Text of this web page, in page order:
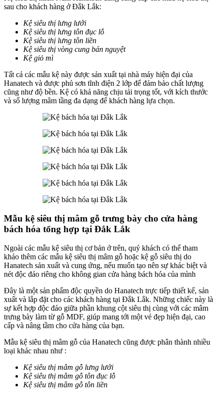
sau cho khách hàng ở Đắk Lắk:
Kệ siêu thị lưng lưới
Kệ siêu thị lưng tôn đục lỗ
Kệ siêu thị lưng tôn liền
Kệ siêu thị vòng cung bán nguyệt
Kệ giỏ mì
Tất cả các mẫu kệ này được sản xuất tại nhà máy hiện đại của
Hanatech và được phủ sơn tĩnh điện 2 lớp để đảm bảo chất lượng
cũng như độ bền. Kệ có khả năng chịu tải trọng tốt, với kích thước
và số lượng mâm tầng đa dạng để khách hàng lựa chọn.
Mẫu kệ siêu thị mâm gỗ trưng bày cho cửa hàng
bách hóa tổng hợp tại Đắk Lắk
Ngoài các mẫu kệ siêu thị cơ bản ở trên, quý khách có thể tham
khảo thêm các mẫu kệ siêu thị mâm gỗ hoặc kệ gỗ siêu thị do
Hanatech sản xuất và cung ứng, nếu muốn tạo nên sự khác biệt và
nét độc đáo riêng cho không gian cửa hàng bách hóa của mình
Đây là một sản phẩm độc quyền do Hanatech trực tiếp thiết kế, sản
xuất và lắp đặt cho các khách hàng tại Đắk Lắk. Những chiếc này là
sự kết hợp độc đáo giữa phần khung cột siêu thị cùng với các mâm
trưng bày làm từ gỗ MDF, giúp mang tới một vẻ đẹp hiện đại, cao
cấp và nâng tầm cho cửa hàng của bạn.
Mẫu kệ siêu thị mâm gỗ của Hanatech cũng được phân thành nhiều
loại khác nhau như :
Kệ siêu thị mâm gỗ lưng lưới
Kệ siêu thị mâm gỗ tôn đục lỗ
Kệ siêu thị mâm gỗ tôn liền